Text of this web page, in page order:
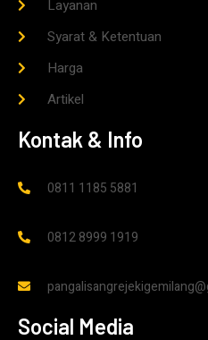
Layanan
Syarat & Ketentuan
Harga
Artikel
Kontak & Info
0811 1185 5881
0812 8999 1919
Social Media